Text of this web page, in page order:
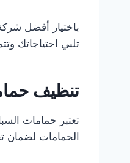
باختيار أفضل
تلبي احتياجاتك
تنظيف
تعتبر حمامات
الحمامات لضمان